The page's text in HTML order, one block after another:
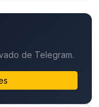
de Telegram.